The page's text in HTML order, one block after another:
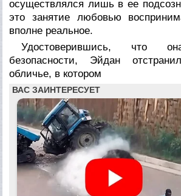
осуществлялся лишь в ее
это занятие любовью
вполне реальное.
Удостоверившись, что
безопасности, Эйдан
обличье, в котором